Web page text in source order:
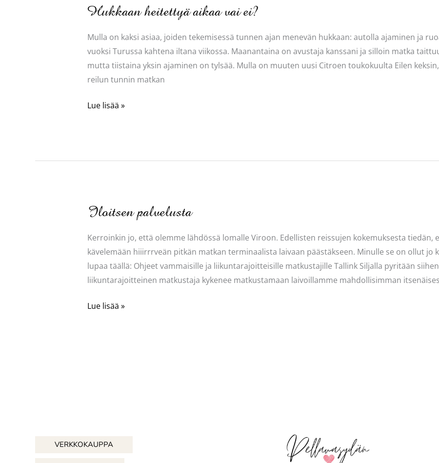
Hukkaan heitettyä aikaa vai ei?
Mulla on kaksi asiaa, joiden tekemisessä tunnen ajan menevän hukkaan: autolla ajaminen ja
vuoksi Turussa kahtena iltana viikossa. Maanantaina on avustaja kanssani ja silloin matka
mutta tiistaina yksin ajaminen on tylsää. Mulla on muuten uusi Citroen toukokuulta Eilen
reilun tunnin matkan
Hukkaan
ei?
Lue lisää »
Iloitsen palvelusta
Kerroinkin jo, että olemme lähdössä lomalle Viroon. Edellisten reissujen kokemuksesta tiedän,
kävelemään hiiirrrveän pitkän matkan terminaalista laivaan päästäkseen. Minulle se on ollut jo
lupaa täällä: Ohjeet vammaisille ja liikuntarajoitteisille matkustajille Tallink Siljalla pyritään
liikuntarajoitteinen matkustaja kykenee matkustamaan laivoillamme mahdollisimman
Iloitsen
Lue lisää »
VERKKOKAUPPA